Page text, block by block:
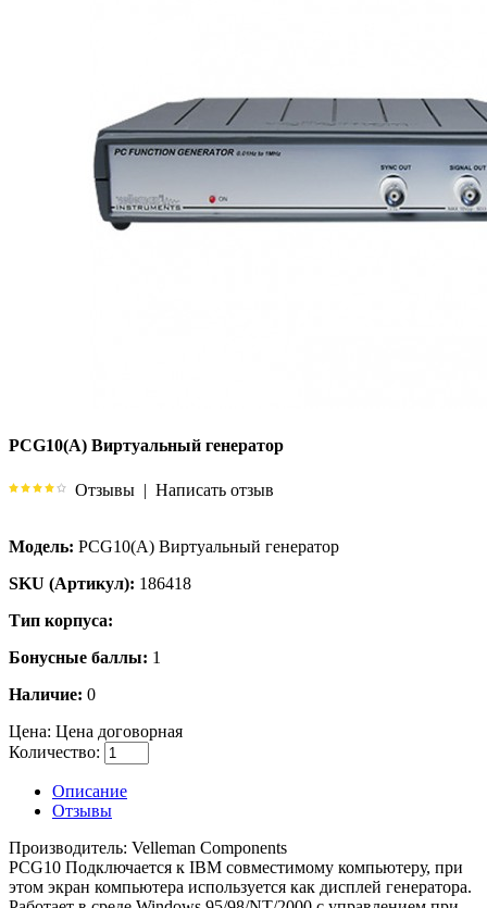
PCG10(A) Виртуальный генератор
Отзывы | Написать отзыв
Модель: PCG10(A) Виртуальный генератор
SKU (Артикул): 186418
Тип корпуса:
Бонусные баллы: 1
Наличие: 0
Цена: Цена договорная
Количество:
Описание
Отзывы
Производитель: Velleman Components
PCG10 Подключается к IBM совместимому компьютеру, при
этом экран компьютера используется как дисплей генератора.